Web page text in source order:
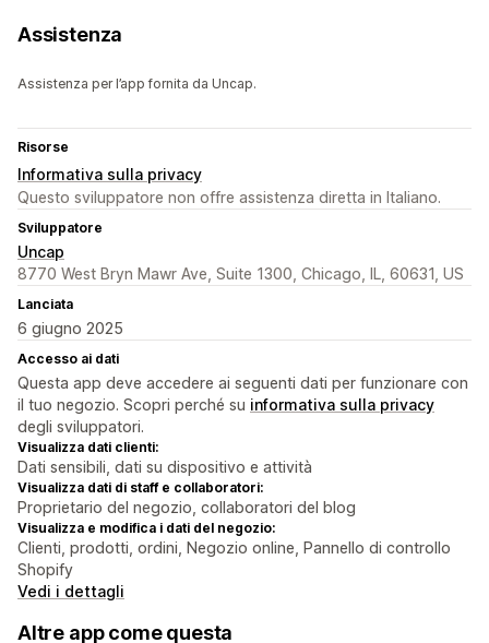
Assistenza
Assistenza per l’app fornita da Uncap.
Risorse
Informativa sulla privacy
Questo sviluppatore non offre assistenza diretta in Italiano.
Sviluppatore
Uncap
8770 West Bryn Mawr Ave, Suite 1300, Chicago, IL, 60631, US
Lanciata
6 giugno 2025
Accesso ai dati
Questa app deve accedere ai seguenti dati per funzionare con
il tuo negozio. Scopri perché su informativa sulla privacy
degli sviluppatori.
Visualizza dati clienti:
Dati sensibili, dati su dispositivo e attività
Visualizza dati di staff e collaboratori:
Proprietario del negozio, collaboratori del blog
Visualizza e modifica i dati del negozio:
Clienti, prodotti, ordini, Negozio online, Pannello di controllo
Shopify
Vedi i dettagli
Altre app come questa